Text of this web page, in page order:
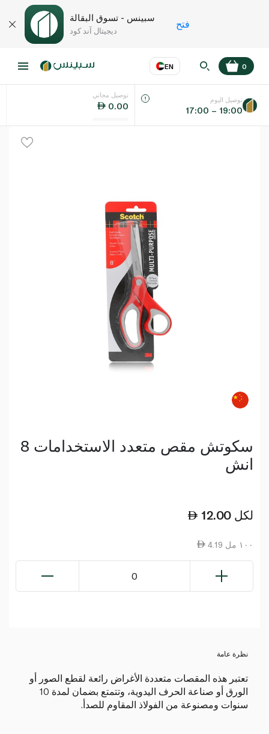
سبينس - تسوق البقالة
ديجيتال آند كود
فتح
EN
اللغة عر
0
توصيل مجاني
0.00
توصيل اليوم
17:00 – 19:00
سكوتش مقص متعدد الاستخدامات 8
انش
12.00 لكل
4.19 ١٠٠ مل
0
نظرة عامة
تعتبر هذه المقصات متعددة الأغراض رائعة لقطع الصور أو
الورق أو صناعة الحرف اليدوية، وتتمتع بضمان لمدة 10
سنوات ومصنوعة من الفولاذ المقاوم للصدأ.